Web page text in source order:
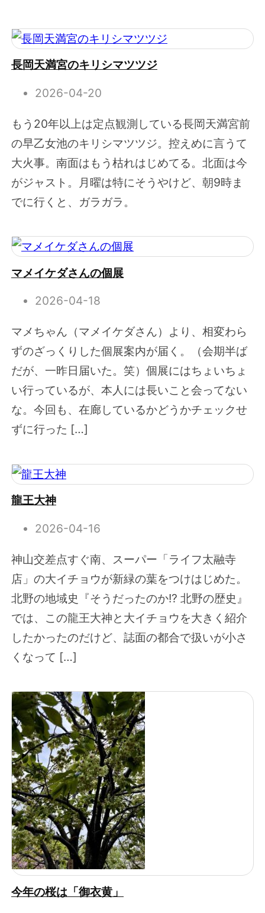
長岡天満宮のキリシマツツジ
2026-04-20
もう20年以上は定点観測している長岡天満宮前
の早乙女池のキリシマツツジ。控えめに言うて
大火事。南面はもう枯れはじめてる。北面は今
がジャスト。月曜は特にそうやけど、朝9時ま
でに行くと、ガラガラ。
マメイケダさんの個展
2026-04-18
マメちゃん（マメイケダさん）より、相変わら
ずのざっくりした個展案内が届く。（会期半ば
だが、一昨日届いた。笑）個展にはちょいちょ
い行っているが、本人には長いこと会ってない
な。今回も、在廊しているかどうかチェックせ
ずに行った […]
龍王大神
2026-04-16
神山交差点すぐ南、スーパー「ライフ太融寺
店」の大イチョウが新緑の葉をつけはじめた。
北野の地域史『そうだったのか!? 北野の歴史』
では、この龍王大神と大イチョウを大きく紹介
したかったのだけど、誌面の都合で扱いが小さ
くなって […]
今年の桜は「御衣黄」